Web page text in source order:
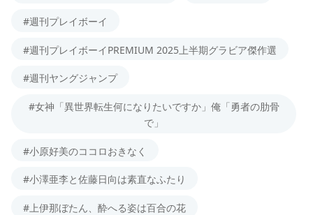
#週刊プレイボーイ
#週刊プレイボーイPREMIUM 2025上半期グラビア傑作選
#週刊ヤングジャンプ
#女神「異世界転生何になりたいですか」俺「勇者の肋骨
で」
#小原好美のココロおきなく
#小澤亜李と佐藤日向は素直なふたり
#上伊那ぼたん、酔へる姿は百合の花